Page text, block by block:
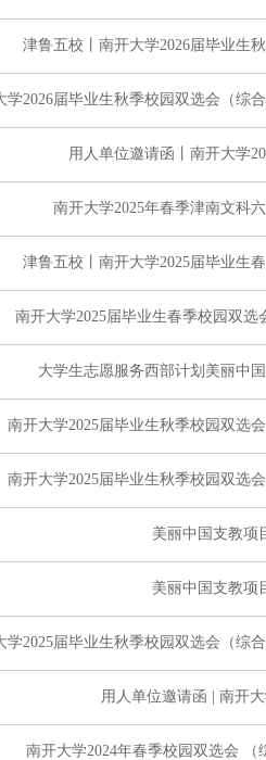
津鲁五校丨南开大学2026届毕业生
学2026届毕业生秋季校园双选会（综
用人单位邀请函丨南开大学
南开大学2025年春季津南文科
津鲁五校丨南开大学2025届毕业生
南开大学2025届毕业生春季校园双
大学生志愿服务西部计划美丽中
南开大学2025届毕业生秋季校园双选
南开大学2025届毕业生秋季校园双选
美丽中国支教项
美丽中国支教项
学2025届毕业生秋季校园双选会（综
用人单位邀请函 | ​南开
南开大学2024年春季校园双选会